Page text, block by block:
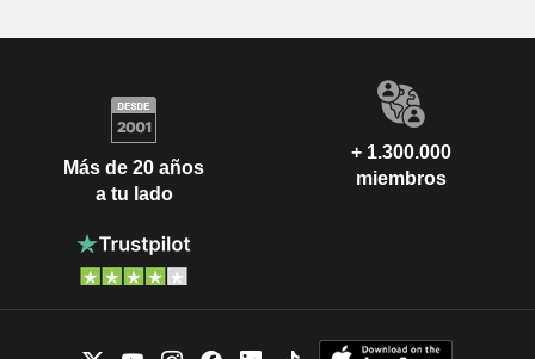
Más de 20 años
a tu lado
+ 1.300.000
miembros